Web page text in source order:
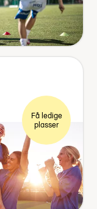
Få ledige
plasser